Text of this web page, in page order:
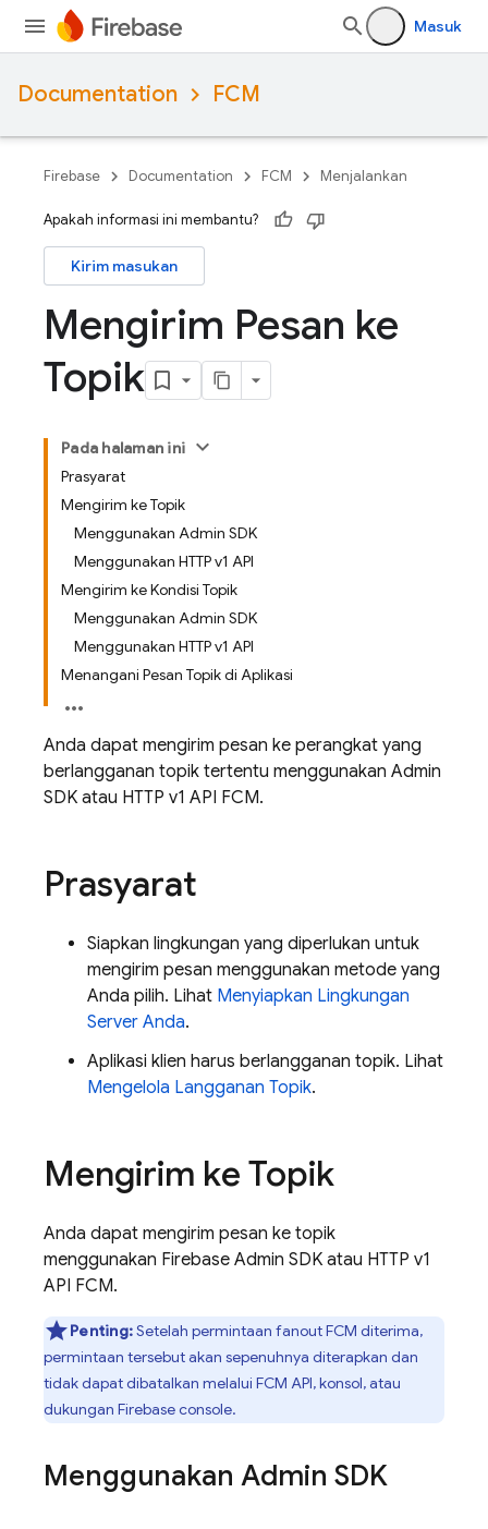
Masuk
Documentation FCM
Firebase Documentation FCM Menjalankan
Apakah informasi ini membantu?
Kirim masukan
Mengirim Pesan ke
Topik
Pada halaman ini
Prasyarat
Mengirim ke Topik
Menggunakan Admin SDK
Menggunakan HTTP v1 API
Mengirim ke Kondisi Topik
Menggunakan Admin SDK
Menggunakan HTTP v1 API
Menangani Pesan Topik di Aplikasi
Anda dapat mengirim pesan ke perangkat yang
berlangganan topik tertentu menggunakan Admin
SDK atau HTTP v1 API FCM.
Prasyarat
Siapkan lingkungan yang diperlukan untuk
mengirim pesan menggunakan metode yang
Anda pilih. Lihat Menyiapkan Lingkungan
Server Anda.
Aplikasi klien harus berlangganan topik. Lihat
Mengelola Langganan Topik.
Mengirim ke Topik
Anda dapat mengirim pesan ke topik
menggunakan Firebase Admin SDK atau HTTP v1
API FCM.
Penting:Setelah permintaan fanoutFCM diterima,
permintaan tersebut akan sepenuhnya diterapkan dan
tidak dapat dibatalkan melalui FCM API, konsol, atau
dukungan Firebaseconsole.
Menggunakan Admin SDK